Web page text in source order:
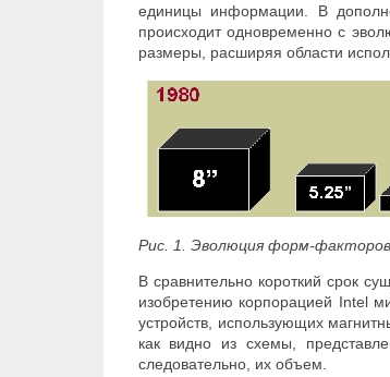
единицы информации. В
происходит одновременно с
размеры, расширяя области
Рис. 1. Эволюция форм-
В сравнительно короткий срок
изобретению корпорацией Intel
устройств, использующих
как видно из схемы,
следовательно, их объем.